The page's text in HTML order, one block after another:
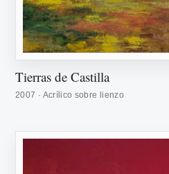
Tierras de Castilla
2007 · Acrílico sobre lienzo